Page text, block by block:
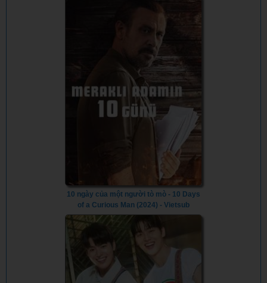
10 ngày của một người tò mò - 10 Days
of a Curious Man (2024) - Vietsub